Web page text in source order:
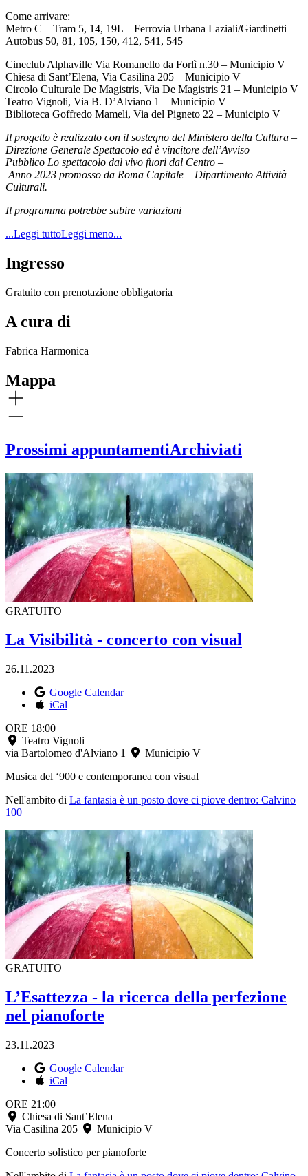
Come arrivare:
Metro C – Tram 5, 14, 19L – Ferrovia Urbana Laziali/Giardinetti –
Autobus 50, 81, 105, 150, 412, 541, 545
Cineclub Alphaville Via Romanello da Forlì n.30 – Municipio V
Chiesa di Sant’Elena, Via Casilina 205 – Municipio V
Circolo Culturale De Magistris, Via De Magistris 21 – Municipio V
Teatro Vignoli, Via B. D’Alviano 1 – Municipio V
Biblioteca Goffredo Mameli, Via del Pigneto 22 – Municipio V
Il progetto è realizzato con il sostegno del Ministero della Cultura –
Direzione Generale Spettacolo ed è vincitore dell’Avviso
Pubblico Lo spettacolo dal vivo fuori dal Centro –
Anno 2023 promosso da Roma Capitale – Dipartimento Attività
Culturali.
Il programma potrebbe subire variazioni
...Leggi tuttoLeggi meno...
Ingresso
Gratuito con prenotazione obbligatoria
A cura di
Fabrica Harmonica
Mappa
Prossimi appuntamentiArchiviati
GRATUITO
La Visibilità - concerto con visual
26.11.2023
Google Calendar
iCal
ORE 18:00
Teatro Vignoli
via Bartolomeo d'Alviano 1
Municipio V
Musica del ‘900 e contemporanea con visual
Nell'ambito di La fantasia è un posto dove ci piove dentro: Calvino
100
GRATUITO
L’Esattezza - la ricerca della perfezione
nel pianoforte
23.11.2023
Google Calendar
iCal
ORE 21:00
Chiesa di Sant’Elena
Via Casilina 205
Municipio V
Concerto solistico per pianoforte